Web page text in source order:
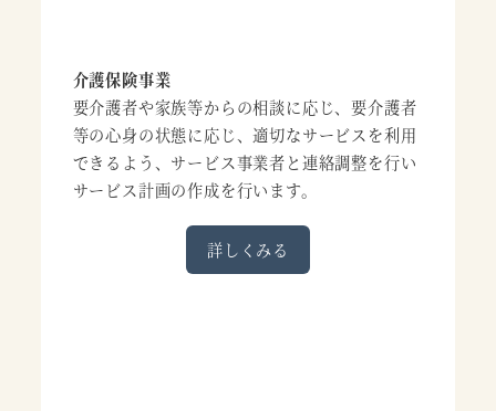
介護保険事業
要介護者や家族等からの相談に応じ、要介護者
等の心身の状態に応じ、適切なサービスを利用
できるよう、サービス事業者と連絡調整を行い
サービス計画の作成を行います。
詳しくみる